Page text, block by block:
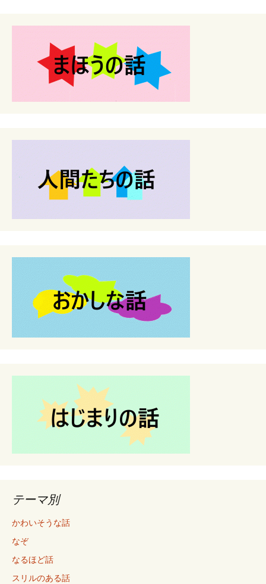
テーマ別
かわいそうな話
なぞ
なるほど話
スリルのある話